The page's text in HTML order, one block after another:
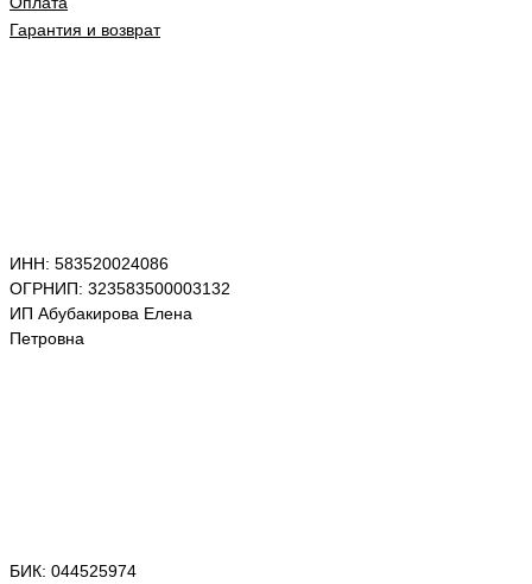
Гарантия и возврат
ИНН: 583520024086
ОГРНИП: 323583500003132
ИП Абубакирова Елена
Петровна
БИК: 044525974